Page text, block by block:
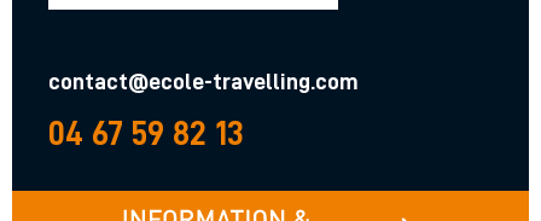
contact@ecole-travelling.com
04 67 59 82 13